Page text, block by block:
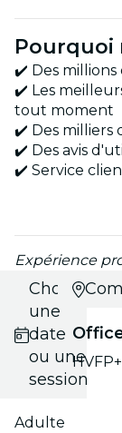
Pourquoi
✔️ Des millions
✔️ Les
tout moment
✔️ Des milliers
✔️ Des avis
✔️ Service
Expérience
Choisis
une
date
ou une
session
Adulte